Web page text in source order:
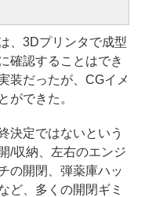
、3Dプリンタで成型
確認することはでき
装だったが、CGイメ
ができた。
決定ではないという
/収納、左右のエンジ
の開閉、弾薬庫ハッ
ど、多くの開閉ギミ